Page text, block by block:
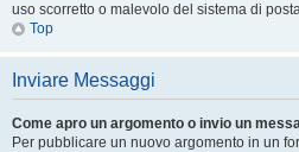
uso scorretto o malevolo del sistema di
Top
Inviare Messaggi
Come apro un argomento o invio un
Per pubblicare un nuovo argomento in un